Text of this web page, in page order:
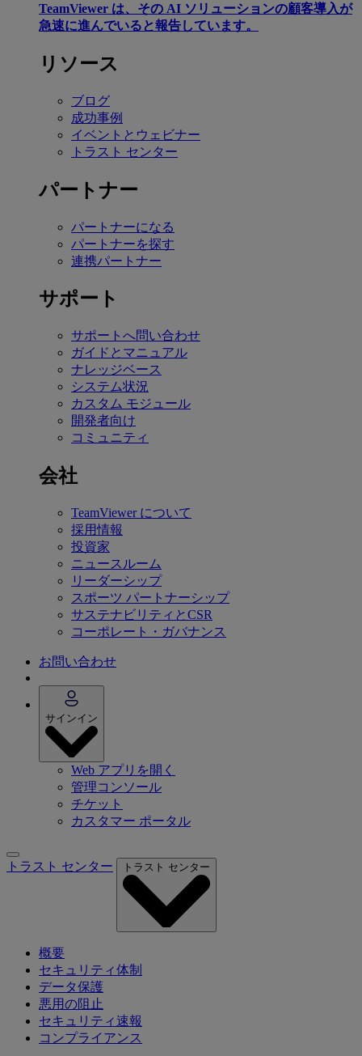
TeamViewer は、その AI ソリューションの顧客導入が
急速に進んでいると報告しています。
リソース
ブログ
成功事例
イベントとウェビナー
トラスト センター
パートナー
パートナーになる
パートナーを探す
連携パートナー
サポート
サポートへ問い合わせ
ガイドとマニュアル
ナレッジベース
システム状況
カスタム モジュール
開発者向け
コミュニティ
会社
TeamViewer について
採用情報
投資家
ニュースルーム
リーダーシップ
スポーツ パートナーシップ
サステナビリティとCSR
コーポレート・ガバナンス
お問い合わせ
サインイン
Web アプリを開く
管理コンソール
チケット
カスタマー ポータル
トラスト センター トラスト センター
概要
セキュリティ体制
データ保護
悪用の阻止
セキュリティ速報
コンプライアンス